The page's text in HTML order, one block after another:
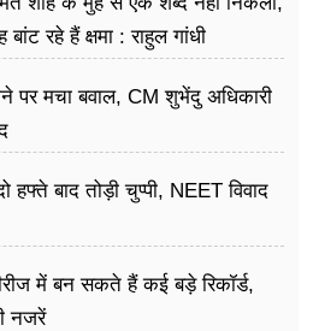
रहे हैं क्षमा : राहुल गांधी
पर मचा बवाल, CM शुभेंदु अधिकारी
हफ्ते बाद तोड़ी चुप्पी, NEET विवाद
में बन सकते हैं कई बड़े रिकॉर्ड,
नजरें